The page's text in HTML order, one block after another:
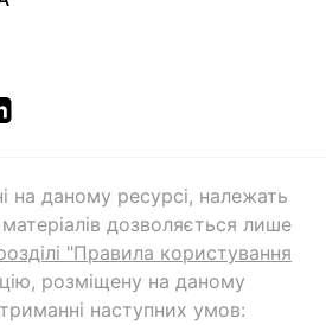
на даному ресурсі, належать
дозволяється лише
"Правила користування
розміщену на даному
наступних умов: